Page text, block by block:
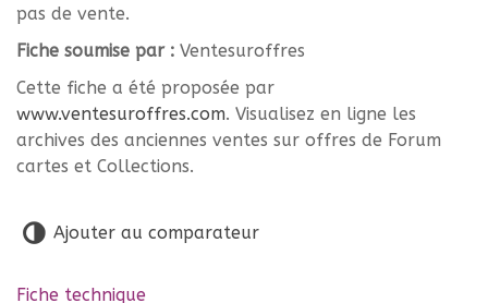
pas de vente.
Fiche soumise par : Ventesuroffres
Cette fiche a été proposée par
www.ventesuroffres.com. Visualisez en ligne les
archives des anciennes ventes sur offres de Forum
cartes et Collections.
Ajouter au comparateur
Fiche technique